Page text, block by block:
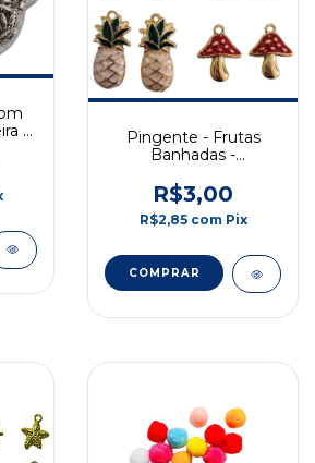
-
Pingente - Frutas
Banhadas -
- Dourado - 1un
R$3,00
R$2,85 com Pix
COMPRAR